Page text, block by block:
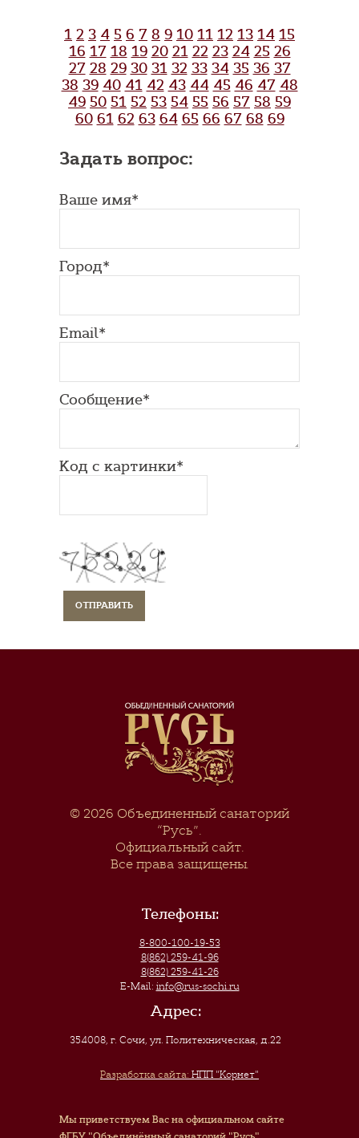
1 2 3 4 5 6 7 8 9 10 11 12 13 14 15
16 17 18 19 20 21 22 23 24 25 26
27 28 29 30 31 32 33 34 35 36 37
38 39 40 41 42 43 44 45 46 47 48
49 50 51 52 53 54 55 56 57 58 59
60 61 62 63 64 65 66 67 68 69
Задать вопрос:
Ваше имя*
Город*
Email*
Сообщение*
Код с картинки*
© 2026 Объединенный санаторий
“Русь”.
Официальный сайт.
Все права защищены.
Телефоны:
8-800-100-19-53
8(862) 259-41-96
8(862) 259-41-26
E-Mail: info@rus-sochi.ru
Адрес:
354008, г. Сочи,ул. Политехническая, д.22
Разработка сайта: НПП "Корнет"
Мы приветствуем Вас на официальном сайте